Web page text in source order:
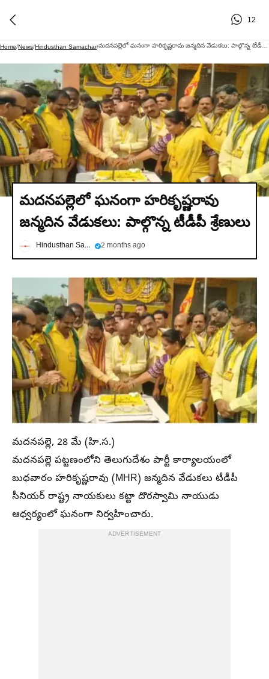
12
Home/News/Hindusthan Samachar/
మదనపల్లెలో ఘనంగా హరికృష్ణరావు
జన్మదిన వేడుకలు: పాల్గొన్న టీడీపీ శ్రేణులు
Hindusthan Samachar 2 months ago
మదనపల్లె, 28 మే (హి.స.)
మదనపల్లె పట్టణంలోని తెలుగుదేశం పార్టీ కార్యాలయంలో
బుధవారం హరికృష్ణరావు (MHR) జన్మదిన వేడుకలు టీడీపీ
సీనియర్ రాష్ట్ర నాయకులు కట్టా దొరస్వామి నాయుడు
ఆధ్వర్యంలో ఘనంగా నిర్వహించారు.
ADVERTISEMENT